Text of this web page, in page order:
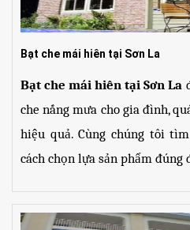
Bạt che mái hiên tại Sơn La
Bạt che mái hiên tại Sơn La
che nắng mưa cho gia đình,
hiệu quả. Cùng chúng tôi
cách chọn lựa sản phẩm đúng